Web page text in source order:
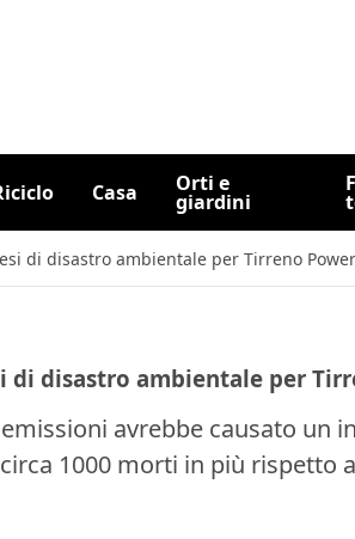
Casa Orti e
giardini
di disastro ambientale per Tirreno Power
disastro ambientale per
avrebbe causato un
1000 morti in più rispetto